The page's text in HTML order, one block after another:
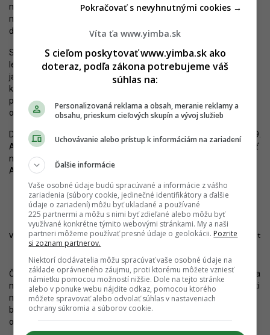
miestnosťami na bicykle s kamerovým systémom. Parkovanie sa
má riešiť najmä podzemnou garážou s kapacitou 511 miest,
ďalších 82 vznikne na streche garáže a deväť na úrovni terénu.
Súčasťou zámeru je centrálne námestie, prírodný amfiteáter,
lezecká stena a viacero detských ihrísk. Počíta sa aj s fontánou,
jazierkom, detskou klubovňou a spoločnou strešnou terasou s
komunitným priestorom. Projekt má okrem štandardu a polohy
priniesť aj mestskú občiansku vybavenosť. Čerešne Plaza majú
obsahovať 10 obchodných priestorov.
Dokončenie piatej etapy projektu sa očakáva v priebehu roka 2029.
Aj napriek pomerne veľkému rozsahu sa bude celá etapa budovať
naraz. Tak ako celý zvyšok projektu, aj túto etapu stvárnili
Architekti Šebo Lichý, prepojení s ITB Development.
Výstavba Čerešne Plaza sa čoskoro rozbehne. Zdroj: ITB Development
Čerešne sa tak čoskoro rozšíria a premenia z odľahlého sídliska na
menšiu mestskú štvrť. Dramaticky tak zmenili charakter tejto časti
mesta, doteraz tvorenej najmä staršími administratívnymi
budovami, skladmi či záhradami. V dohľadnej dobe pôjde
o kompaktne zastavané prostredie s bytmi či športoviskami.
Víta ťa www.yimba.sk
S cieľom poskytovať www.yimba.sk ako
doteraz, podľa zákona potrebujeme váš
súhlas na:
Personalizovaná reklama a obsah, meranie reklamy a
obsahu, prieskum cieľových skupín a vývoj služieb
Uchovávanie alebo prístup k informáciám na zariadení
Ďalšie informácie
Vaše osobné údaje budú spracúvané a informácie z vášho
zariadenia (súbory cookie, jedinečné identifikátory a ďalšie
údaje o zariadení) môžu byť ukladané a používané
225 partnermi a môžu s nimi byť zdieľané alebo môžu byť
využívané konkrétne týmito webovými stránkami. My a naši
partneri môžeme používať presné údaje o geolokácii. Pozrite
si zoznam partnerov.
Niektorí dodávatelia môžu spracúvať vaše osobné údaje na
základe oprávneného záujmu, proti ktorému môžete vzniesť
námietku pomocou možností nižšie. Dole na tejto stránke
alebo v ponuke webu nájdite odkaz, pomocou ktorého
môžete spravovať alebo odvolať súhlas v nastaveniach
ochrany súkromia a súborov cookie.
Pokračovať s nevyhnutnými cookies →